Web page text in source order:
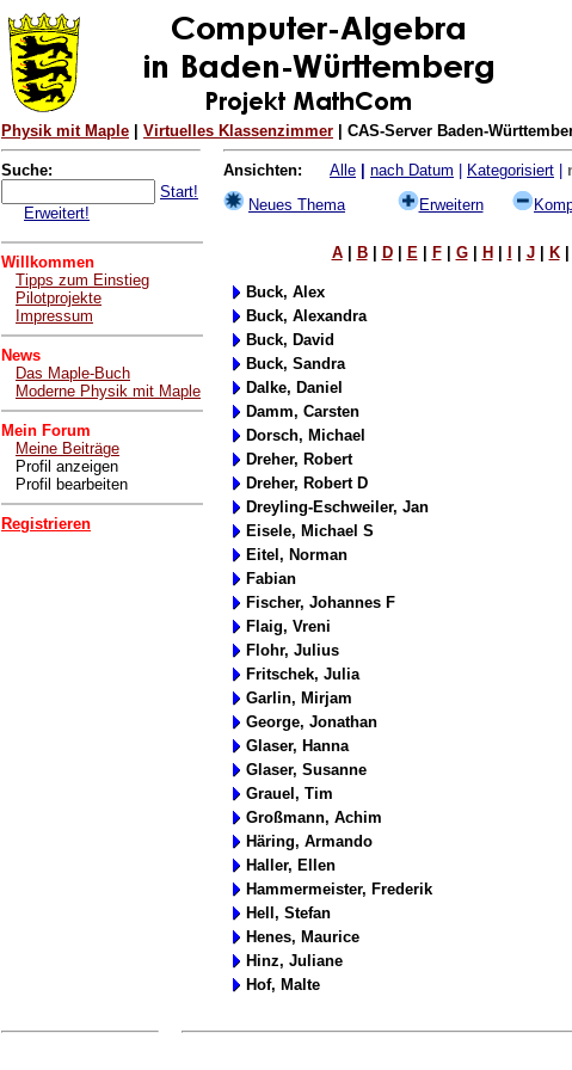
Physik mit Maple Virtuelles Klassenzimmer | CAS-Server Baden-
Suche:
Start!
Erweitert!
Willkommen
Tipps zum Einstieg
Pilotprojekte
Impressum
News
Das Maple-Buch
Moderne Physik mit Maple
Mein Forum
Meine Beiträge
Profil anzeigen
Profil bearbeiten
Registrieren
Ansichten: Alle nach Datum Kategorisiert
Neues Thema
Erweitern
A| B| D| E| F| G| H J| K|
Buck, Alex
Buck, Alexandra
Buck, David
Buck, Sandra
Dalke, Daniel
Damm, Carsten
Dorsch, Michael
Dreher, Robert
Dreher, Robert D
Dreyling-Eschweiler, Jan
Eisele, Michael S
Eitel, Norman
Fabian
Fischer, Johannes F
Flaig, Vreni
Flohr, Julius
Fritschek, Julia
Garlin, Mirjam
George, Jonathan
Glaser, Hanna
Glaser, Susanne
Grauel, Tim
Großmann, Achim
Häring, Armando
Haller, Ellen
Hammermeister, Frederik
Hell, Stefan
Henes, Maurice
Hinz, Juliane
Hof, Malte